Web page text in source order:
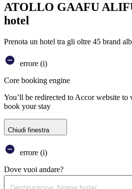
ATOLLO GAAFU
hotel
Prenota un hotel tra gli oltre 45 brand
errore (i)
Core booking engine
You’ll be redirected to Accor website to
book your stay
Chiudi finestra
errore (i)
Dove vuoi andare?